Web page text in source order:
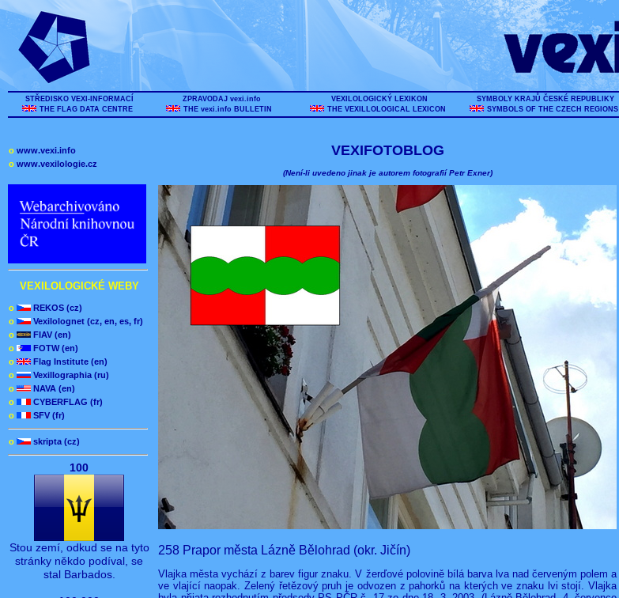
STŘEDISKO VEXI-INFORMACÍ
THE FLAG DATA CENTRE
ZPRAVODAJ vexi.info
THE vexi.info BULLETIN
VEXILOLOGICKÝ LEXIKON
THE VEXILLOLOGICAL LEXICON
SYMBOLY KRAJŮ ČESKÉ REPUBLIKY
SYMBOLS OF THE CZECH REGIONS
o www.vexi.info
o www.vexilologie.cz
VEXILOLOGICKÉ WEBY
o
REKOS (cz)
o
Vexilolognet (cz, en, es, fr)
o
FIAV (en)
o
FOTW (en)
o
Flag Institute (en)
o
Vexillographia (ru)
o
NAVA (en)
o
CYBERFLAG (fr)
o
SFV (fr)
o skripta (cz)
100
Stou zemí, odkud se na tyto
stránky někdo podíval, se
stal Barbados.
VEXIFOTOBLOG
(Není-li uvedeno jinak je autorem fotografií Petr Exner)
258 Prapor města Lázně Bělohrad (okr. Jičín)
Vlajka města vychází z barev figur znaku. V žerďové polovině bílá barva lva nad červeným polem a
ve vlající naopak. Zelený řetězový pruh je odvozen z pahorků na kterých ve znaku lvi stojí. Vlajka